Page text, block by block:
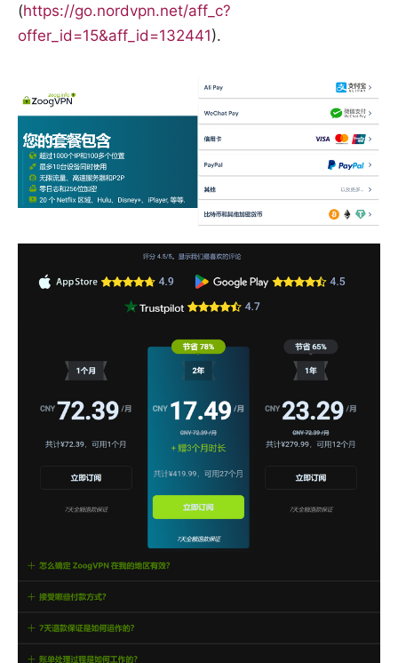
(https://go.nordvpn.net/aff_c?
offer_id=15&aff_id=132441).